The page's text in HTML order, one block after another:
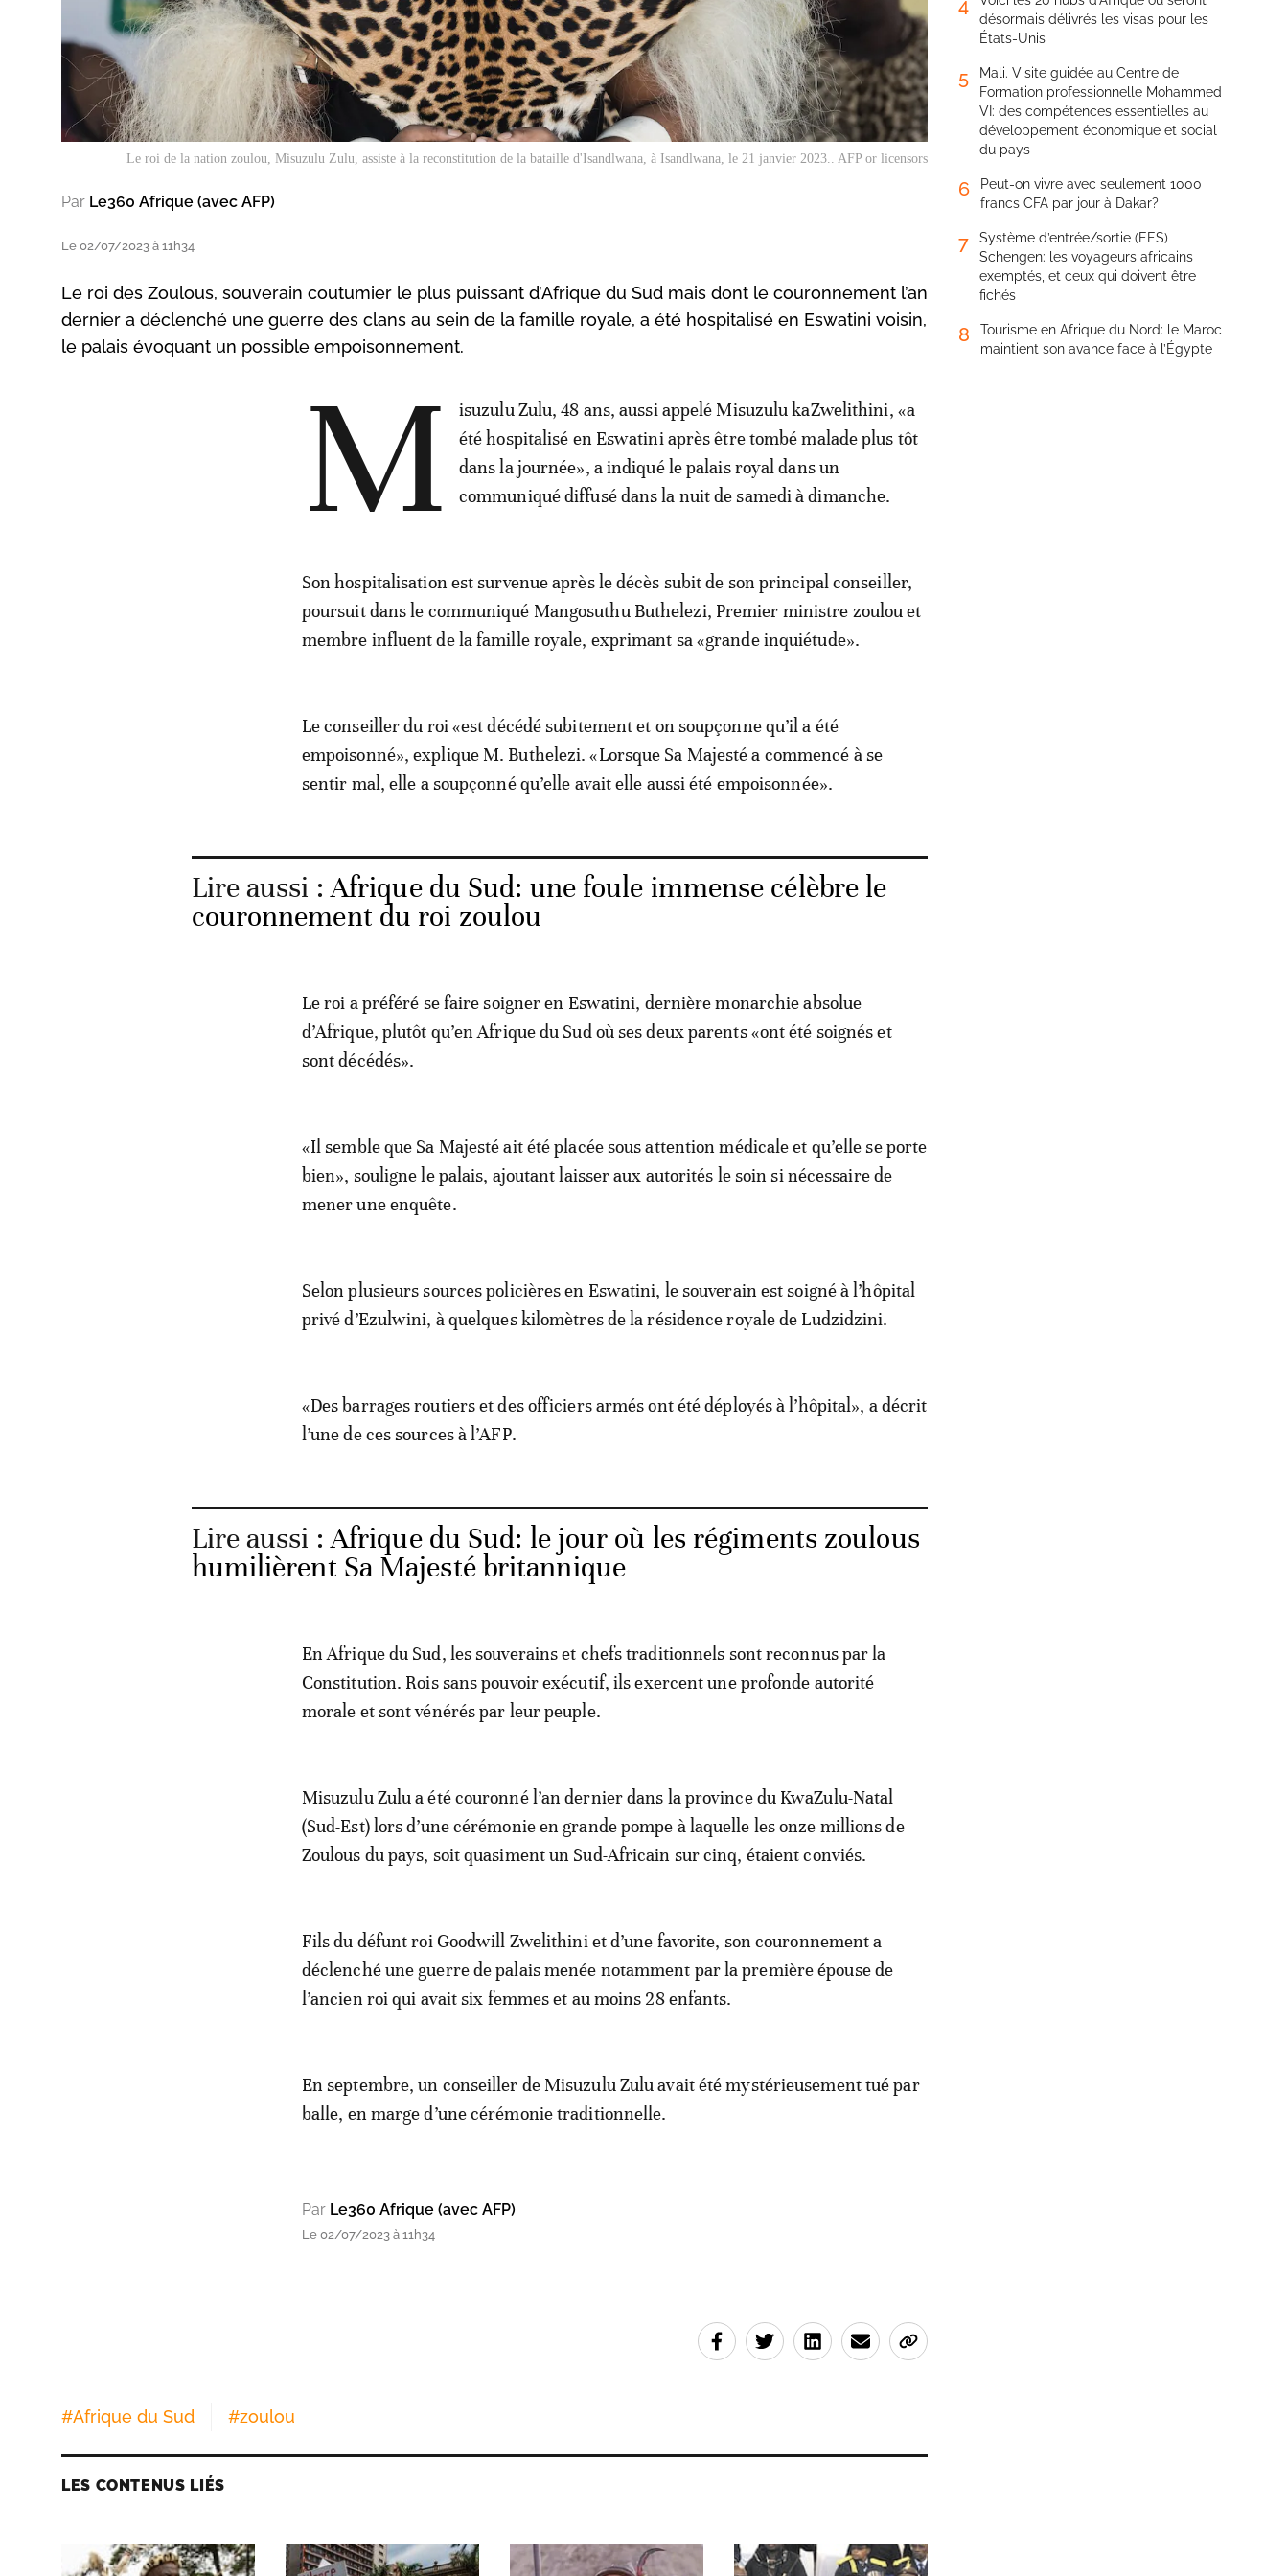
Le roi de la nation zoulou, Misuzulu Zulu, assiste à la reconstitution de la bataille d'Isandlwana, à Isandlwana, le 21 janvier 2023.. AFP or licensors
Par Le360 Afrique (avec AFP)
Le 02/07/2023 à 11h34
Le roi des Zoulous, souverain coutumier le plus puissant d’Afrique du Sud mais dont le couronnement l’an
dernier a déclenché une guerre des clans au sein de la famille royale, a été hospitalisé en Eswatini voisin,
le palais évoquant un possible empoisonnement.
M
isuzulu Zulu, 48 ans, aussi appelé Misuzulu kaZwelithini, «a
été hospitalisé en Eswatini après être tombé malade plus tôt
dans la journée», a indiqué le palais royal dans un
communiqué diffusé dans la nuit de samedi à dimanche.
Son hospitalisation est survenue après le décès subit de son principal conseiller,
poursuit dans le communiqué Mangosuthu Buthelezi, Premier ministre zoulou et
membre influent de la famille royale, exprimant sa «grande inquiétude».
Le conseiller du roi «est décédé subitement et on soupçonne qu’il a été
empoisonné», explique M. Buthelezi. «Lorsque Sa Majesté a commencé à se
sentir mal, elle a soupçonné qu’elle avait elle aussi été empoisonnée».
Lire aussi :Afrique du Sud: une foule immense célèbre le
couronnement du roi zoulou
Le roi a préféré se faire soigner en Eswatini, dernière monarchie absolue
d’Afrique, plutôt qu’en Afrique du Sud où ses deux parents «ont été soignés et
sont décédés».
«Il semble que Sa Majesté ait été placée sous attention médicale et qu’elle se porte
bien», souligne le palais, ajoutant laisser aux autorités le soin si nécessaire de
mener une enquête.
Selon plusieurs sources policières en Eswatini, le souverain est soigné à l’hôpital
privé d’Ezulwini, à quelques kilomètres de la résidence royale de Ludzidzini.
«Des barrages routiers et des officiers armés ont été déployés à l’hôpital», a décrit
l’une de ces sources à l’AFP.
Lire aussi :Afrique du Sud: le jour où les régiments zoulous
humilièrent Sa Majesté britannique
En Afrique du Sud, les souverains et chefs traditionnels sont reconnus par la
Constitution. Rois sans pouvoir exécutif, ils exercent une profonde autorité
morale et sont vénérés par leur peuple.
Misuzulu Zulu a été couronné l’an dernier dans la province du KwaZulu-Natal
(Sud-Est) lors d’une cérémonie en grande pompe à laquelle les onze millions de
Zoulous du pays, soit quasiment un Sud-Africain sur cinq, étaient conviés.
Fils du défunt roi Goodwill Zwelithini et d’une favorite, son couronnement a
déclenché une guerre de palais menée notamment par la première épouse de
l’ancien roi qui avait six femmes et au moins 28 enfants.
En septembre, un conseiller de Misuzulu Zulu avait été mystérieusement tué par
balle, en marge d’une cérémonie traditionnelle.
Par Le360 Afrique (avec AFP)
Le 02/07/2023 à 11h34
#Afrique du Sud #zoulou
LES CONTENUS LIÉS
4
désormais délivrés les visas pour les
États-Unis
5
Mali. Visite guidée au Centre de
Formation professionnelle Mohammed
VI: des compétences essentielles au
développement économique et social
du pays
6
Peut-on vivre avec seulement 1000
francs CFA par jour à Dakar?
7
Système d’entrée/sortie (EES)
Schengen: les voyageurs africains
exemptés, et ceux qui doivent être
fichés
8
Tourisme en Afrique du Nord: le Maroc
maintient son avance face à l’Égypte